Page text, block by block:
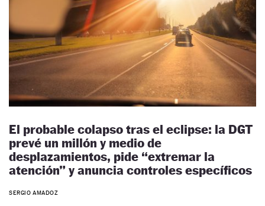
El probable colapso tras el eclipse: la DGT
prevé un millón y medio de
desplazamientos, pide “extremar la
atención” y anuncia controles específicos
SERGIO AMADOZ